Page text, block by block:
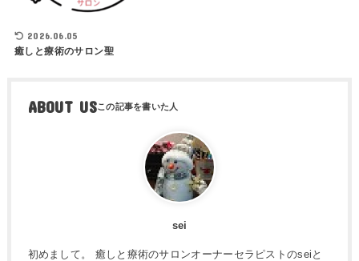
2026.06.05
癒しと療術のサロン聖
ABOUT US
sei
初めまして。 癒しと療術のサロンオーナーセラピストのseiと